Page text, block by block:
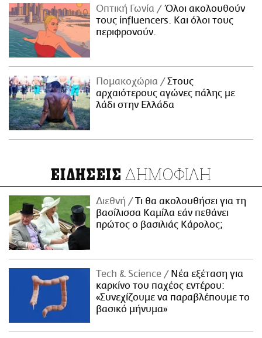
Οπτική Γωνία
Όλοι ακολουθούν
τους influencers. Και όλοι τους
περιφρονούν.
Πομακοχώρια
Στους
αρχαιότερους αγώνες πάλης με
λάδι στην Ελλάδα
ΕΙΔΗΣΕΙΣ ΔΗΜΟΦΙΛΗ
Διεθνή
Τι θα ακολουθήσει για τη
βασίλισσα Καμίλα εάν πεθάνει
πρώτος ο βασιλιάς Κάρολος;
Τech & Science
Νέα εξέταση για
καρκίνο του παχέος εντέρου:
«Συνεχίζουμε να παραβλέπουμε το
βασικό μήνυμα»